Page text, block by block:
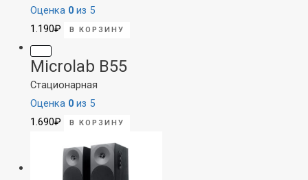
Оценка 0из 5
1.190₽ В КОРЗИНУ
Microlab B55
Стационарная
Оценка 0из 5
1.690₽ В КОРЗИНУ